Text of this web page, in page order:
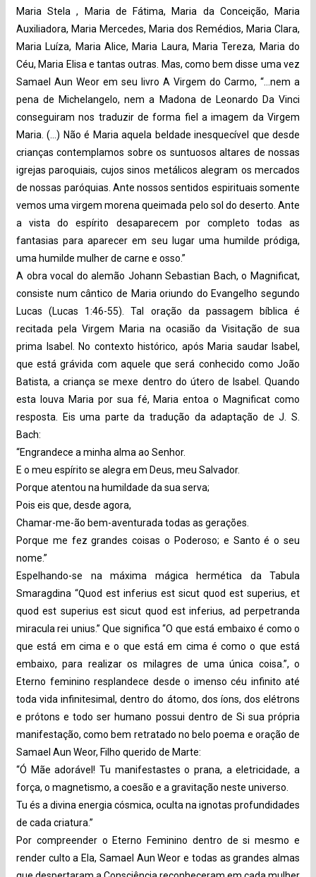
Maria Stela , Maria de Fátima, Maria da Conceição, Maria
Auxiliadora, Maria Mercedes, Maria dos Remédios, Maria Clara,
Maria Luíza, Maria Alice, Maria Laura, Maria Tereza, Maria do
Céu, Maria Elisa e tantas outras. Mas, como bem disse uma vez
Samael Aun Weor em seu livro A Virgem do Carmo, “…nem a
pena de Michelangelo, nem a Madona de Leonardo Da Vinci
conseguiram nos traduzir de forma fiel a imagem da Virgem
Maria. (…) Não é Maria aquela beldade inesquecível que desde
crianças contemplamos sobre os suntuosos altares de nossas
igrejas paroquiais, cujos sinos metálicos alegram os mercados
de nossas paróquias. Ante nossos sentidos espirituais somente
vemos uma virgem morena queimada pelo sol do deserto. Ante
a vista do espírito desaparecem por completo todas as
fantasias para aparecer em seu lugar uma humilde pródiga,
uma humilde mulher de carne e osso.”
A obra vocal do alemão Johann Sebastian Bach, o Magnificat,
consiste num cântico de Maria oriundo do Evangelho segundo
Lucas (Lucas 1:46-55). Tal oração da passagem bíblica é
recitada pela Virgem Maria na ocasião da Visitação de sua
prima Isabel. No contexto histórico, após Maria saudar Isabel,
que está grávida com aquele que será conhecido como João
Batista, a criança se mexe dentro do útero de Isabel. Quando
esta louva Maria por sua fé, Maria entoa o Magnificat como
resposta. Eis uma parte da tradução da adaptação de J. S.
Bach:
“Engrandece a minha alma ao Senhor.
E o meu espírito se alegra em Deus, meu Salvador.
Porque atentou na humildade da sua serva;
Pois eis que, desde agora,
Chamar-me-ão bem-aventurada todas as gerações.
Porque me fez grandes coisas o Poderoso; e Santo é o seu
nome.”
Espelhando-se na máxima mágica hermética da Tabula
Smaragdina “Quod est inferius est sicut quod est superius, et
quod est superius est sicut quod est inferius, ad perpetranda
miracula rei unius.” Que significa “O que está embaixo é como o
que está em cima e o que está em cima é como o que está
embaixo, para realizar os milagres de uma única coisa.”, o
Eterno feminino resplandece desde o imenso céu infinito até
toda vida infinitesimal, dentro do átomo, dos íons, dos elétrons
e prótons e todo ser humano possui dentro de Si sua própria
manifestação, como bem retratado no belo poema e oração de
Samael Aun Weor, Filho querido de Marte:
“Ó Mãe adorável! Tu manifestastes o prana, a eletricidade, a
força, o magnetismo, a coesão e a gravitação neste universo.
Tu és a divina energia cósmica, oculta na ignotas profundidades
de cada criatura.”
Por compreender o Eterno Feminino dentro de si mesmo e
render culto a Ela, Samael Aun Weor e todas as grandes almas